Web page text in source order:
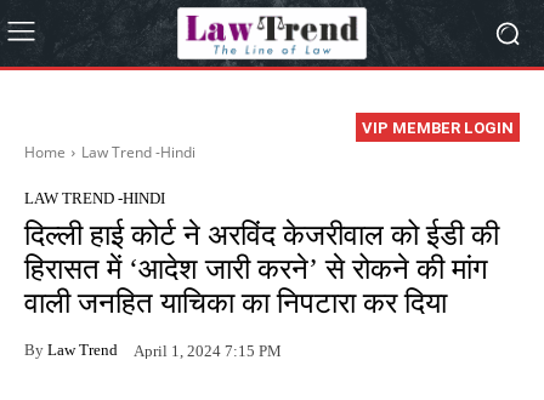
VIP MEMBER LOGIN
Home Law Trend -Hindi
LAW TREND -HINDI
दिल्ली हाई कोर्ट ने अरविंद केजरीवाल को ईडी की
हिरासत में ‘आदेश जारी करने’ से रोकने की मांग
वाली जनहित याचिका का निपटारा कर दिया
By Law Trend April 1, 2024 7:15 PM